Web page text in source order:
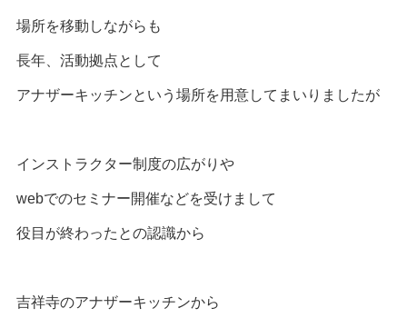
場所を移動しながらも
長年、活動拠点として
アナザーキッチンという場所を用意してまいりましたが
インストラクター制度の広がりや
webでのセミナー開催などを受けまして
役目が終わったとの認識から
吉祥寺のアナザーキッチンから